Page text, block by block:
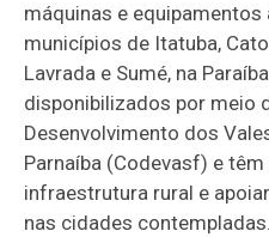
máquinas e
municípios de Itatuba,
Lavrada e Sumé, na
disponibilizados por meio
Desenvolvimento dos
Parnaíba (Codevasf) e
infraestrutura rural e
nas cidades contempladas.